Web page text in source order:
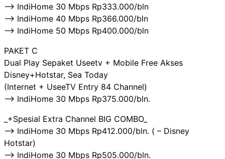
——> IndiHome 30 Mbps Rp333.000/bln
——> IndiHome 40 Mbps Rp366.000/bln
——> IndiHome 50 Mbps Rp400.000/bln
PAKET C
Dual Play Sepaket Useetv + Mobile Free Akses
Disney+Hotstar, Sea Today
(Internet + UseeTV Entry 84 Channel)
——> IndiHome 30 Mbps Rp375.000/bln.
_+Spesial Extra Channel BIG COMBO_
——> IndiHome 30 Mbps Rp412.000/bln. ( – Disney
Hotstar)
——> IndiHome 30 Mbps Rp505.000/bln.